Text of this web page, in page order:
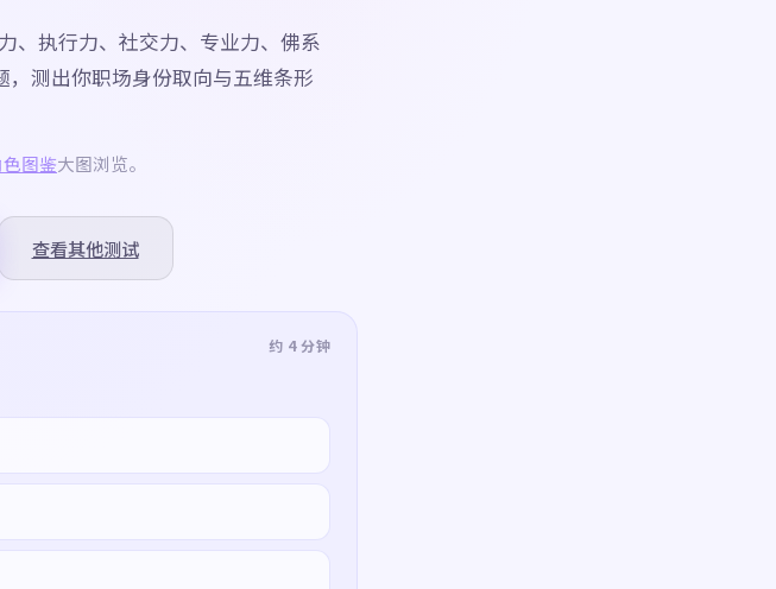
、执行力、社交力、专业力、佛系
测出你职场身份取向与五维条形
图鉴大图浏览。
查看其他测试
约 4 分钟